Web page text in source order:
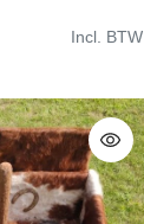
Incl. BTW